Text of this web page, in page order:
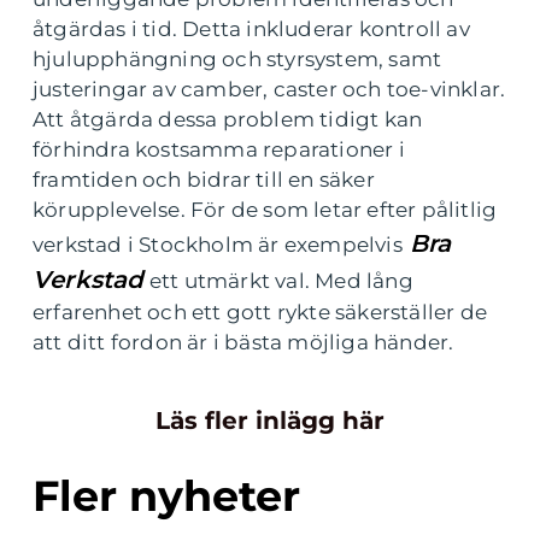
åtgärdas i tid. Detta inkluderar kontroll av
hjulupphängning och styrsystem, samt
justeringar av camber, caster och toe-vinklar.
Att åtgärda dessa problem tidigt kan
förhindra kostsamma reparationer i
framtiden och bidrar till en säker
körupplevelse. För de som letar efter pålitlig
verkstad i Stockholm är exempelvisBra
Verkstadett utmärkt val. Med lång
erfarenhet och ett gott rykte säkerställer de
att ditt fordon är i bästa möjliga händer.
Läs fler inlägg här
Fler nyheter